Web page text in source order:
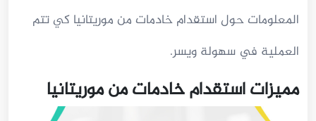
المعلومات حول استقدام خادمات من موريتانيا كي تتم
العملية في سهولة ويسر.
مميزات استقدام خادمات من موريتانيا